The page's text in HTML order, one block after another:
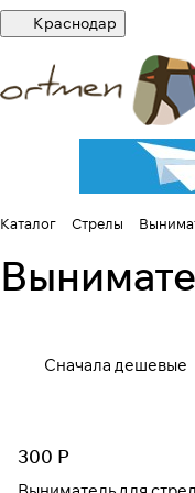
Краснодар
Каталог Стрелы
Сначала дешевые
300 Р